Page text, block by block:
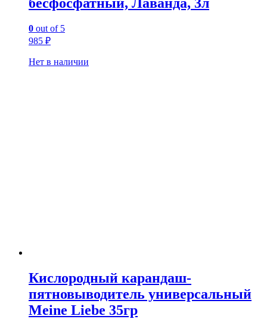
бесфосфатный, Лаванда, 3л
0 out of 5
985 ₽
Нет в наличии
Кислородный карандаш-
пятновыводитель универсальный
Meine Liebe 35гр